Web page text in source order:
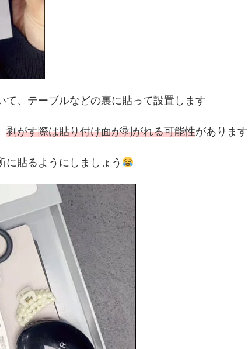
て、テーブルなどの裏に貼って設置します
剥がす際は貼り付け面が剥がれる可能性があります
に貼るようにしましょう